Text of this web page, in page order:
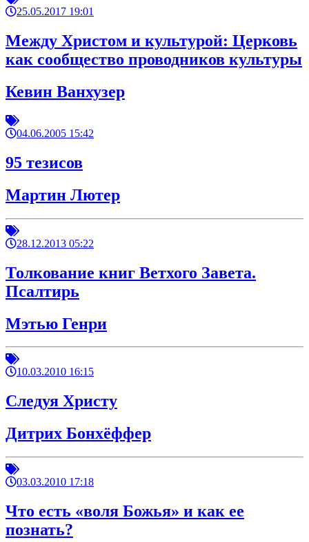
25.05.2017 19:01
Между Христом и культурой: Церковь
как сообщество проводников культуры
Кевин Ванхузер
04.06.2005 15:42
95 тезисов
Мартин Лютер
28.12.2013 05:22
Толкование книг Ветхого Завета.
Псалтирь
Мэтью Генри
10.03.2010 16:15
Следуя Христу
Дитрих Бонхёффер
03.03.2010 17:18
Что есть «воля Божья» и как ее
познать?